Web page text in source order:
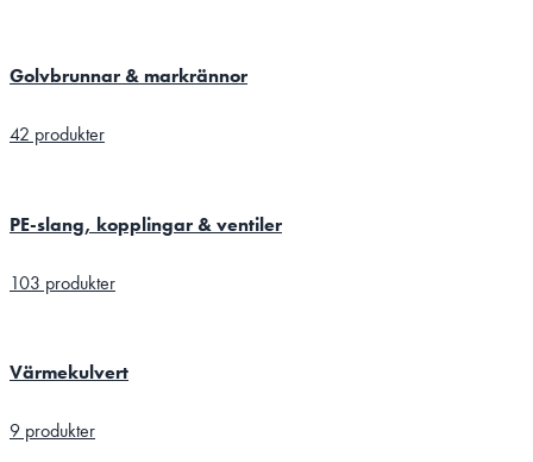
Golvbrunnar & markrännor
42 produkter
PE-slang, kopplingar & ventiler
103 produkter
Värmekulvert
9 produkter